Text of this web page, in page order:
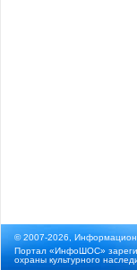
© 2007-2026,
Портал «ИнфоШОС»
охраны культурного